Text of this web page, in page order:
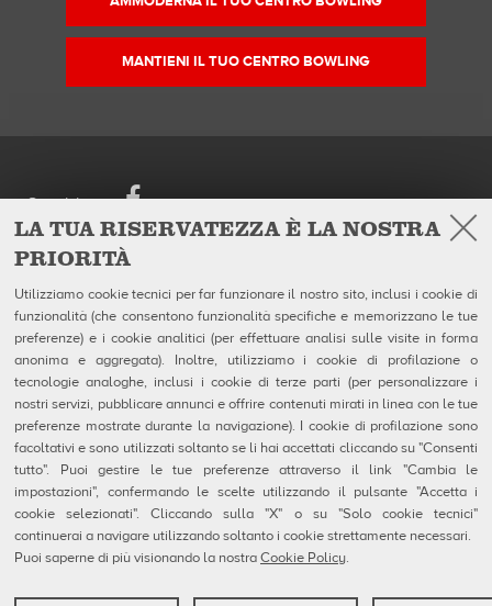
LA TUA RISERVATEZZA È LA NOSTRA
PRIORITÀ
Utilizziamo cookie tecnici per far funzionare il nostro sito, inclusi i cookie di
funzionalità (che consentono funzionalità specifiche e memorizzano le tue
preferenze) e i cookie analitici (per effettuare analisi sulle visite in forma
anonima e aggregata). Inoltre, utilizziamo i cookie di profilazione o
tecnologie analoghe, inclusi i cookie di terze parti (per personalizzare i
nostri servizi, pubblicare annunci e offrire contenuti mirati in linea con le tue
preferenze mostrate durante la navigazione). I cookie di profilazione sono
facoltativi e sono utilizzati soltanto se li hai accettati cliccando su "Consenti
tutto". Puoi gestire le tue preferenze attraverso il link "Cambia le
impostazioni", confermando le scelte utilizzando il pulsante "Accetta i
cookie selezionati". Cliccando sulla "X" o su "Solo cookie tecnici"
continuerai a navigare utilizzando soltanto i cookie strettamente necessari.
Puoi saperne di più visionando la nostraCookie Policy.
MANTIENI IL TUO CENTRO BOWLING
European Headquarters
Via della Croce Coperta, 15
40128 Bologna - Italy
Tel. +39.0514192611
Fax +39.0514192602
P.I. IT04320910377
Galleria
Notizie
Contatti
MSDS Forms
Privacy e Note Legali
Uso dei Cookie
Configurazione Cookie
Segnalazioni Whistleblowing
Seguici su
Facebook